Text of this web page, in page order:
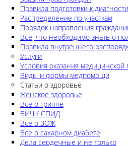
Правила подготовки к
Распределение по участкам
Порядок направления
Все, что необходимо знать о
Правила внутреннего
Услуги
Условия оказания
Виды и формы медпомощи
Статьи о здоровье
Женское здоровье
Все о гриппе
ВИЧ / СПИД
Все о ЗОЖ
Все о сахарном диабете
Дела сердечные и не только